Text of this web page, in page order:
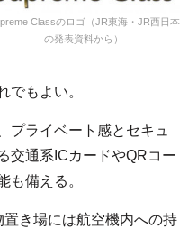
Classのロゴ（JR東海・JR西日本
の発表資料から）
でもよい。
ライベート感とセキュ
交通系ICカードやQRコー
も備える。
き場には航空機内への持